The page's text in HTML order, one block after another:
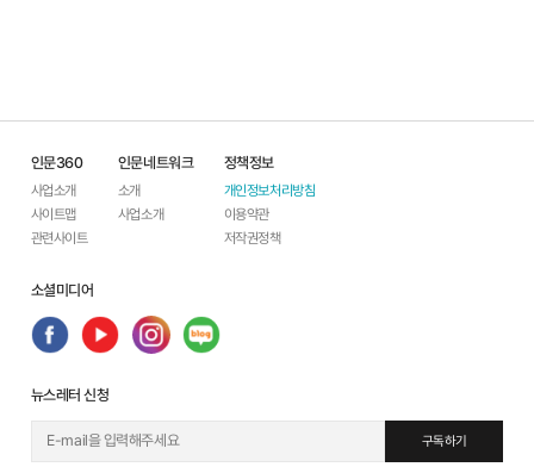
인문360
사업소개
사이트맵
관련사이트
인문네트워크
소개
사업소개
정책정보
개인정보처리방침
이용약관
저작권정책
소셜미디어
뉴스레터 신청
구독하기